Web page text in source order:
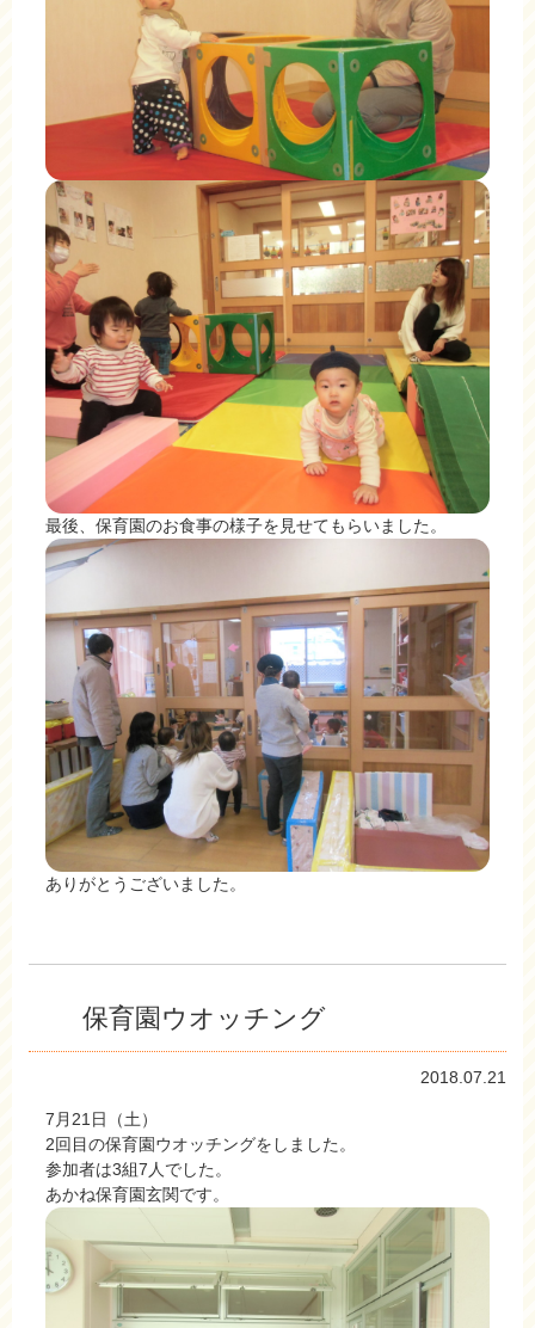
最後、保育園のお食事の様子を見せてもらいました。
ありがとうございました。
保育園ウオッチング
2018.07.21
7月21日（土）
2回目の保育園ウオッチングをしました。
参加者は3組7人でした。
あかね保育園玄関です。